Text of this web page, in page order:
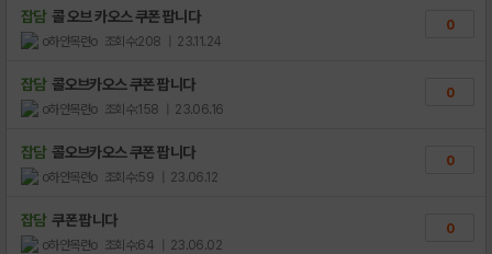
잡담 콜 오브 카오스 쿠폰 팝니다
o하얀목련o 조회수:208 | 23.11.24
0
잡담 콜오브카오스 쿠폰 팝니다
o하얀목련o 조회수:158 | 23.06.16
0
잡담 콜오브카오스 쿠폰 팝니다
o하얀목련o 조회수:59 | 23.06.12
0
잡담 쿠폰 팝니다
o하얀목련o 조회수:64 | 23.06.02
0